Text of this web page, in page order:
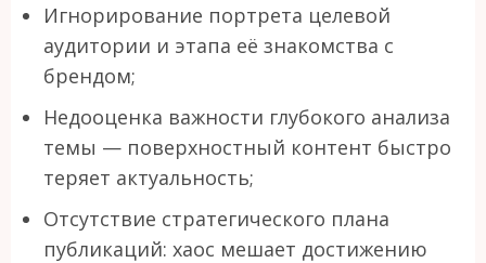
Игнорирование портрета целевой
аудитории и этапа её знакомства с
брендом;
Недооценка важности глубокого анализа
темы — поверхностный контент быстро
теряет актуальность;
Отсутствие стратегического плана
публикаций: хаос мешает достижению